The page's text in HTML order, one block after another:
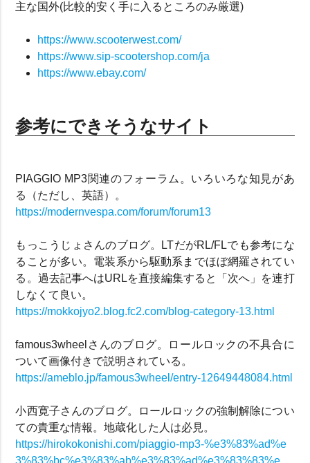
主な国外(比較的安く手に入るところのみ厳選)
https://www.scooterwest.com/
https://www.sip-scootershop.com/ja
https://www.ebay.com/
参考にできそうなサイト
PIAGGIO MP3関連のフォーラム。いろいろな知見があ
る（ただし、英語）。
https://modernvespa.com/forum/forum13
もっこうじょさんのブログ。LTだがRL/FLでも参考にな
ることが多い。電装系から駆動系までほぼ網羅されてい
る。過去記事へはURLを直接編集すると「次へ」を連打
しなくて良い。
https://mokkojyo2.blog.fc2.com/blog-category-13.html
famous3wheelさんのブログ。ロールロックの不具合に
ついて画像付きで説明されている。
https://ameblo.jp/famous3wheel/entry-12649448084.html
小西寛子さんのブログ。ロールロックの強制解除につい
ての貴重な情報。地蔵化した人は必見。
https://hirokokonishi.com/piaggio-mp3-%e3%83%ad%e